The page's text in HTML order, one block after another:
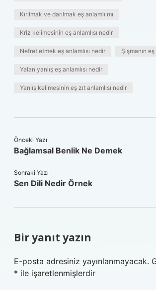
Kırılmak ve darılmak eş anlamlı mı
Kriz kelimesinin eş anlamlısı nedir
Nefret etmek eş anlamlısı nedir Şişmanın
Yalan yanlış eş anlamlısı nedir
Yanlış kelimesinin eş zıt anlamlısı nedir
Önceki Yazı
Bağlamsal Benlik Ne Demek
Sonraki Yazı
Sen Dili Nedir Örnek
Bir yanıt yazın
E-posta adresiniz yayınlanmayacak.
* ile işaretlenmişlerdir